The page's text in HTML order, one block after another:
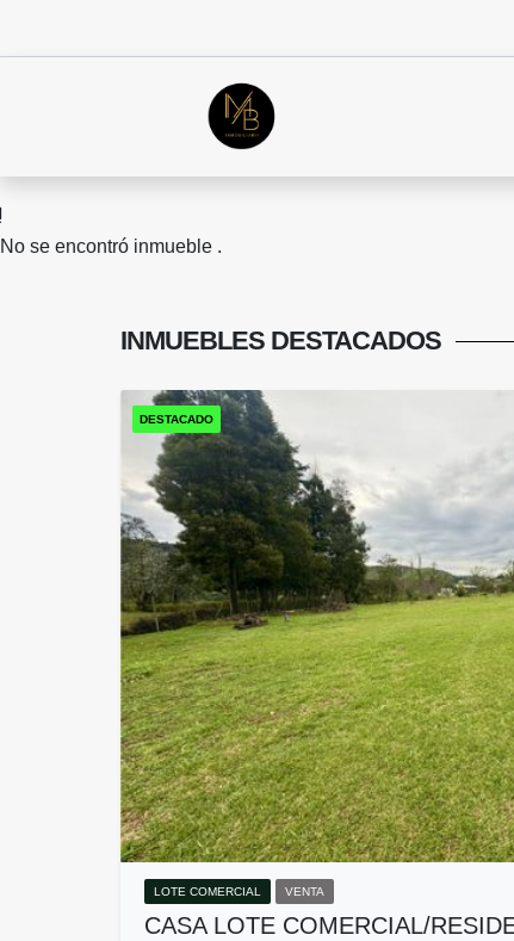
No se encontró inmueble .
INMUEBLES DESTACADOS
DESTACADO
LOTE COMERCIAL VENTA
CASA LOTE COMERCIAL/